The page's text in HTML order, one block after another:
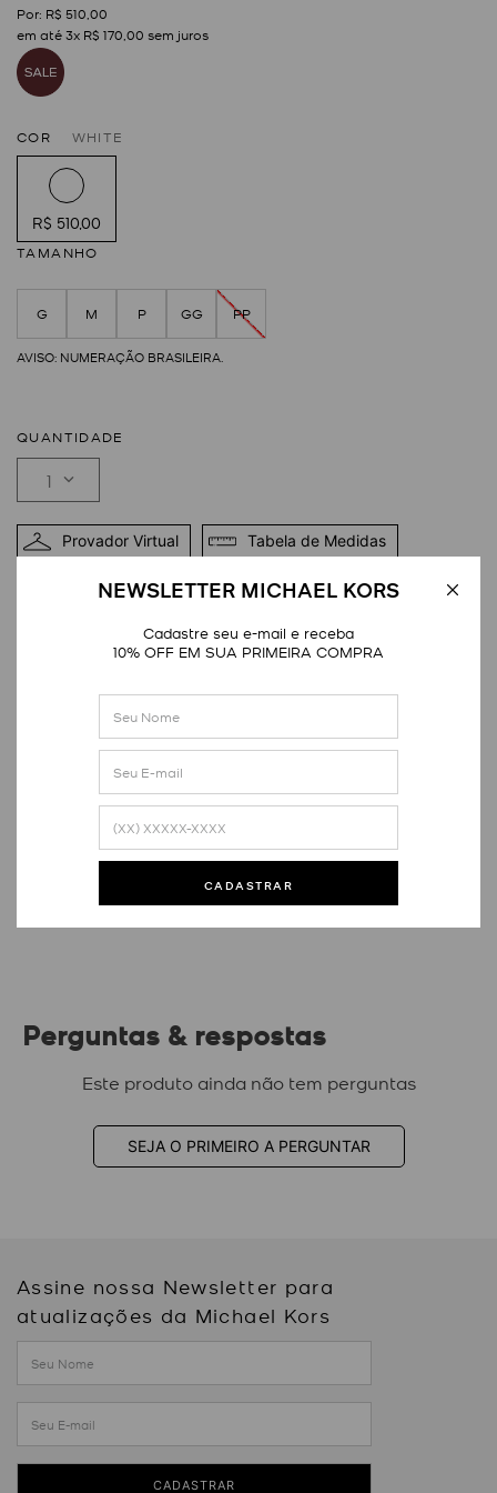
NEWSLETTER MICHAEL KORS
Cadastre seu e-mail e receba
10% OFF EM SUA PRIMEIRA COMPRA
CADASTRAR
R$ 510 00
em até3x R$ 170 00 sem juros
COR WHITE
R$ 510,00
TAMANHO
G M P GG PP
QUANTIDADE
1
Provador Virtual Tabela de Medidas
Avaliações
Este produto ainda não tem avaliações
Perguntas & respostas
Este produto ainda não tem perguntas
SEJA O PRIMEIRO A PERGUNTAR
Assine nossa Newsletter para
atualizações da Michael Kors
CADASTRAR